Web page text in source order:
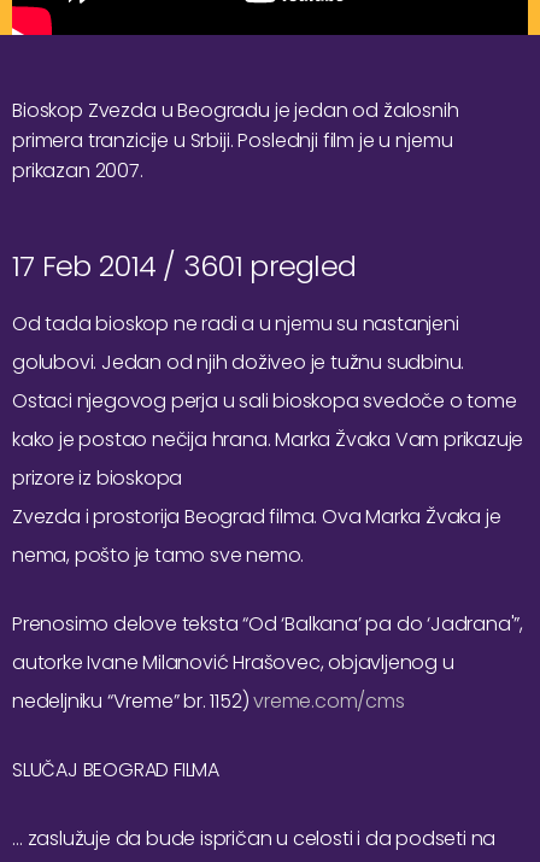
Bioskop Zvezda u Beogradu je jedan od žalosnih
primera tranzicije u Srbiji. Poslednji film je u njemu
prikazan 2007.
17 Feb 2014 / 3601 pregled
Od tada bioskop ne radi a u njemu su nastanjeni
golubovi. Jedan od njih doživeo je tužnu sudbinu.
Ostaci njegovog perja u sali bioskopa svedoče o tome
kako je postao nečija hrana. Marka Žvaka Vam prikazuje
prizore iz bioskopa
Zvezda i prostorija Beograd filma. Ova Marka Žvaka je
nema, pošto je tamo sve nemo.
Prenosimo delove teksta “Od ‘Balkana’ pa do ‘Jadrana'”,
autorke Ivane Milanović Hrašovec, objavljenog u
nedeljniku “Vreme” br. 1152)vreme.com/cms
SLUČAJ BEOGRAD FILMA
… zaslužuje da bude ispričan u celosti i da podseti na